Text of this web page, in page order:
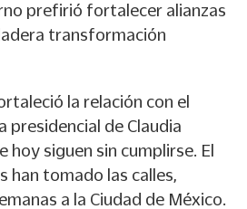
prefirió fortalecer alianzas
transformación
la relación con el
presidencial de Claudia
siguen sin cumplirse. El
han tomado las calles,
a la Ciudad de México.